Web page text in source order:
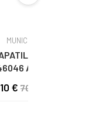
MUNICH
CASUAL
AZUL46 AZUL
€ 70,00 €